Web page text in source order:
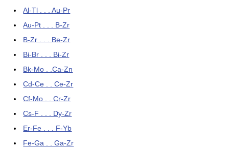
Al-Tl . . . Au-Pr
Au-Pt . . . B-Zr
B-Zr . . . Be-Zr
Bi-Br . . . Bi-Zr
Bk-Mo . .Ca-Zn
Cd-Ce . . Ce-Zr
Cf-Mo . . Cr-Zr
Cs-F . . . Dy-Zr
Er-Fe . . . F-Yb
Fe-Ga . . Ga-Zr